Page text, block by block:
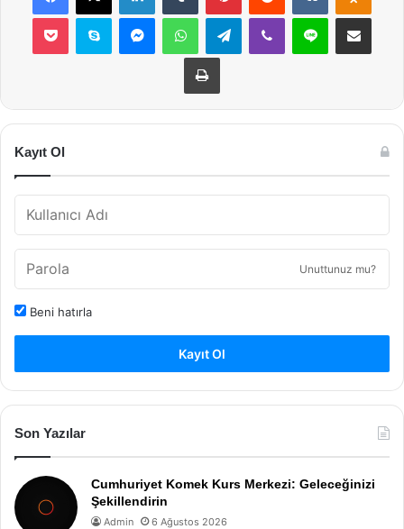
Pocket Skype MessengerWhatsAppTelegramViber Line E-Posta ile
Yazdır
Kayıt Ol
Unuttunuz mu?
Beni hatırla
Kayıt Ol
Son Yazılar
Cumhuriyet Komek Kurs Merkezi: Geleceğinizi
Şekillendirin
Admin 6 Ağustos 2026